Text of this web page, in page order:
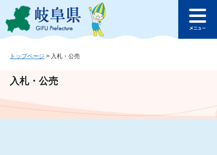
ジ
ュ
文
このページの本文へ
ュ
トップページ > 入札・公売
入札・公売